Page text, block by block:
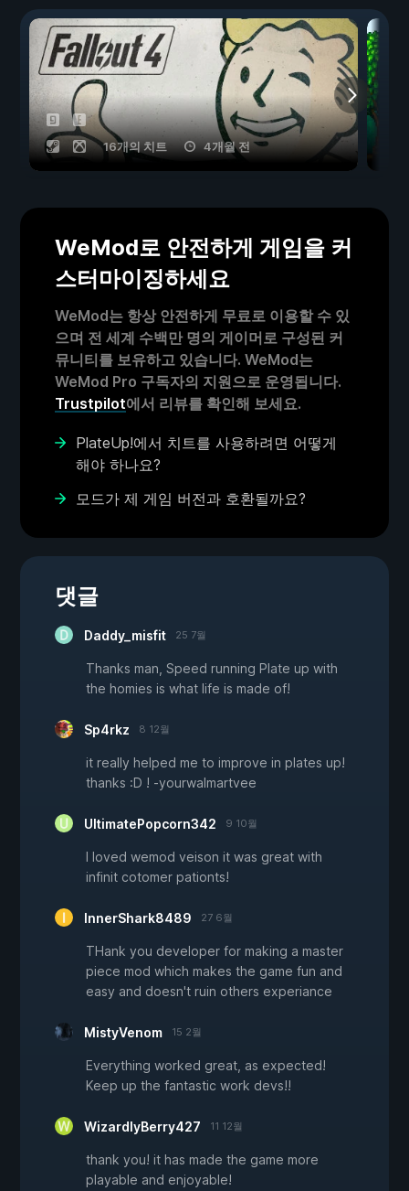
16개의 치트 4개월 전
WeMod로 안전하게 게임을 커
스터마이징하세요
WeMod는 항상 안전하게 무료로 이용할 수 있
으며 전 세계 수백만 명의 게이머로 구성된 커
뮤니티를 보유하고 있습니다. WeMod는
WeMod Pro 구독자의 지원으로 운영됩니다.
Trustpilot에서 리뷰를 확인해 보세요.
PlateUp!에서 치트를 사용하려면 어떻게
해야 하나요?
모드가 제 게임 버전과 호환될까요?
댓글
Daddy_misfit 25 7월
Thanks man, Speed running Plate up with
the homies is what life is made of!
Sp4rkz 8 12월
it really helped me to improve in plates up!
thanks :D ! -yourwalmartvee
UltimatePopcorn342 9 10월
I loved wemod veison it was great with
infinit cotomer pationts!
InnerShark8489 27 6월
THank you developer for making a master
piece mod which makes the game fun and
easy and doesn't ruin others experiance
MistyVenom 15 2월
Everything worked great, as expected!
Keep up the fantastic work devs!!
WizardlyBerry427 11 12월
thank you! it has made the game more
playable and enjoyable!